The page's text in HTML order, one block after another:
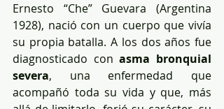
Ernesto “Che” Guevara (Argentina
1928), nació con un cuerpo que vivía
su propia batalla. A los dos años fue
diagnosticado con asma bronquial
severa, una enfermedad que
acompañó toda su vida y que, más